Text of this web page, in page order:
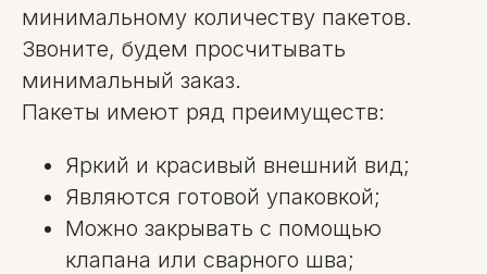
минимальному количеству пакетов.
Звоните, будем просчитывать
минимальный заказ.
Пакеты имеют ряд преимуществ:
Яркий и красивый внешний вид;
Являются готовой упаковкой;
Можно закрывать с помощью
клапана или сварного шва;